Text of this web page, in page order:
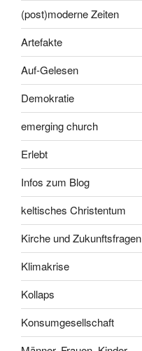
(post)moderne Zeiten
Artefakte
Auf-Gelesen
Demokratie
emerging church
Erlebt
Infos zum Blog
keltisches Christentum
Kirche und Zukunftsfragen
Klimakrise
Kollaps
Konsumgesellschaft